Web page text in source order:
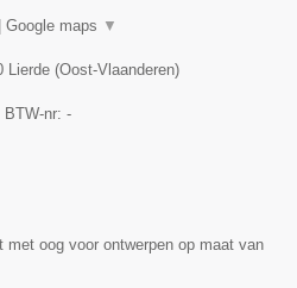
Google maps ▼
Lierde (Oost-Vlaanderen)
, BTW-nr: -
met oog voor ontwerpen op maat van